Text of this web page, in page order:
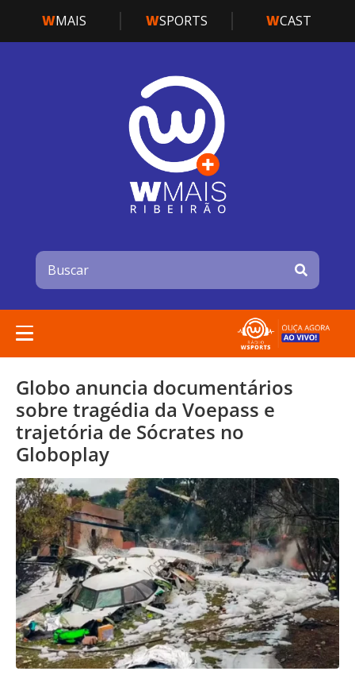
WMAIS WSPORTS WCAST
Globo anuncia documentários
sobre tragédia da Voepass e
trajetória de Sócrates no
Globoplay